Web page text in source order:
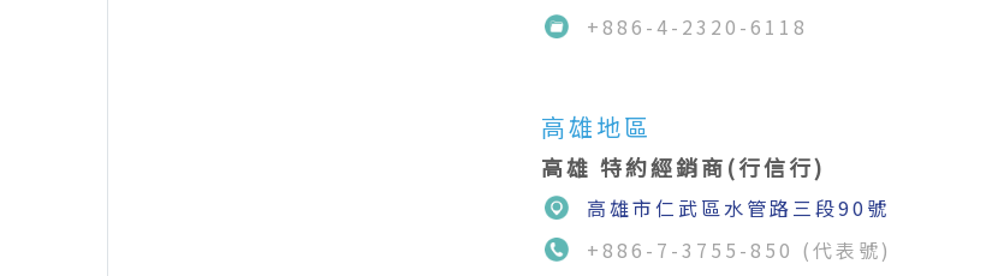
+886-4-2320-6118
高雄地區
高雄 特約經銷商(行信行)
高雄市仁武區水管路三段90號
+886-7-3755-850 (代表號)